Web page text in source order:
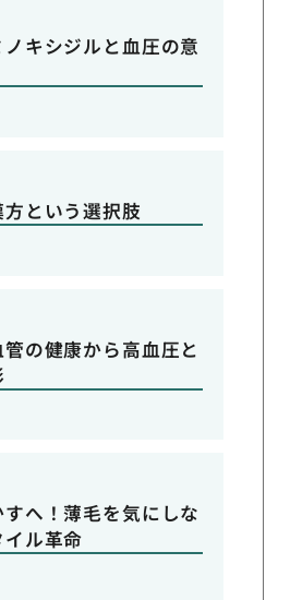
キシジルと血圧の意
という選択肢
の健康から高血圧と
へ！薄毛を気にしな
ル革命